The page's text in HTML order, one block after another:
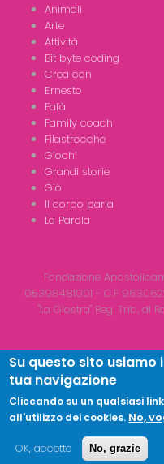
Animali
Arte
Attività
Bit byte coding
Crea con
Ernesto
Fafà
Family coach
Filastrocche
Giochi
Grandi storie
Giò
Il corpo parla
La Parola
Fondazione
05398481001 - C.F
"La Giostra" Reg. Trib. di
Copyright © 2026LA
Su questo sito usiamo i
tua navigazione
Cliccando su un qualsiasi
all'utilizzo dei cookies. No,
OK, accetto
No, grazie